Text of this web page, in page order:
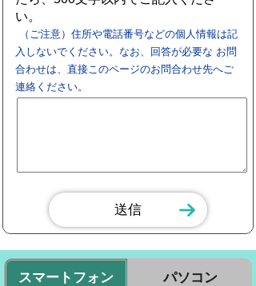
い。
（ご注意）住所や電話番号などの個人情報は記
入しないでください。なお、回答が必要な お問
合わせは、直接このページのお問合わせ先へご
連絡ください。
スマートフォン パソコン